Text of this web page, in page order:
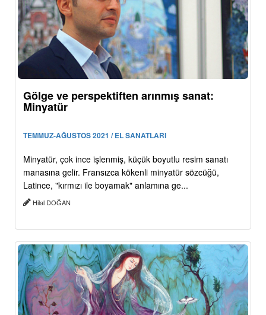
Gölge ve perspektiften arınmış sanat:
Minyatür
TEMMUZ-AĞUSTOS 2021 / EL SANATLARI
Minyatür, çok ince işlenmiş, küçük boyutlu resim sanatı
manasına gelir. Fransızca kökenli minyatür sözcüğü,
Latince, "kırmızı ile boyamak" anlamına ge...
Hilal DOĞAN